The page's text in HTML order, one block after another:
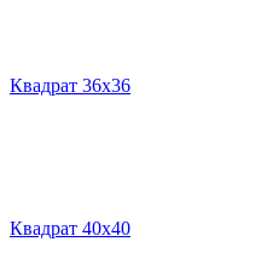
Квадрат 36х36
Квадрат 40х40